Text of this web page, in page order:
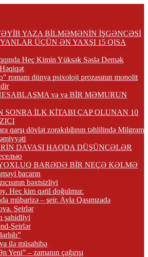
YAZA BİLMƏMƏNİN İŞGƏNCƏSİ
ÜÇÜN ƏN YAXŞI 15 QISA
Heç Kimin Yüksək Səslə Demək
romanı dünya psixoloji prozasının monolit
və ya BİR MƏMURUN
SONRA İLK KİTABI ÇAP OLUNAN 10
qarşı dövlət zorakılığının təhlilində Milgram
DAVASI HAQDA DÜŞÜNCƏLƏR
BARƏDƏ BİR NEÇƏ KƏLMƏ
bacarın
bəxtsizliyi
Heç kim qatil doğulmur.
mübarizə – şeir. Ayla Qasımzadə
Şeirlər
şahidliyi
Şeirlər
ilə müsahibə
Yeni” – zamanın çağırışı